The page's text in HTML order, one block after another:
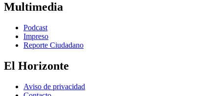
Multimedia
Podcast
Impreso
Reporte Ciudadano
El Horizonte
Aviso de privacidad